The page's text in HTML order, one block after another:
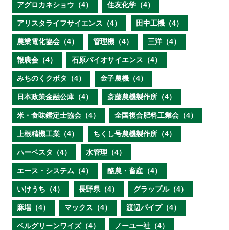
アグロカネショウ（4） 住友化学（4）
アリスタライフサイエンス（4） 田中工機（4）
農業電化協会（4） 管理機（4） 三洋（4）
報農会（4） 石原バイオサイエンス（4）
みちのくクボタ（4） 金子農機（4）
日本政策金融公庫（4） 斎藤農機製作所（4）
米・食味鑑定士協会（4） 全国複合肥料工業会（4）
上根精機工業（4） ちくし号農機製作所（4）
ハーベスタ（4） 水管理（4）
エース・システム（4） 酪農・畜産（4）
いけうち（4） 長野県（4） グラップル（4）
麻場（4） マックス（4） 渡辺パイプ（4）
ベルグリーンワイズ（4） ノーユー社（4）